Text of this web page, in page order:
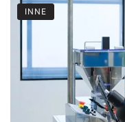
INNE